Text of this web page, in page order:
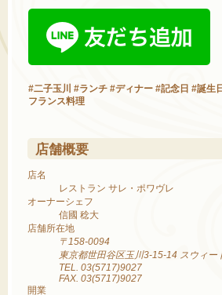
#二子玉川 #ランチ #ディナー #記念日 #誕生
フランス料理
店舗概要
店名
レストラン サレ・ポワヴレ
オーナーシェフ
信國 稔大
店舗所在地
〒158-0094
東京都世田谷区玉川3-15-14 スウィー
TEL. 03(5717)9027
FAX. 03(5717)9027
開業